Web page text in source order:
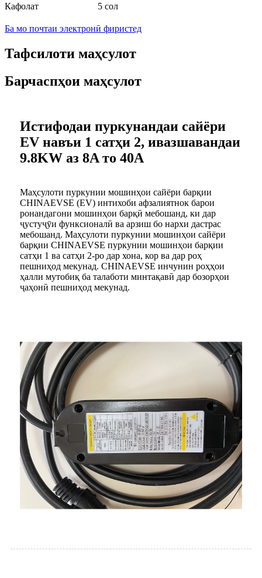
Кафолат
5 сол
Ба мо почтаи электронӣ фиристед
Тафсилоти маҳсулот
Барчаспҳои маҳсулот
Истифодаи пуркунандаи сайёри
EV навъи 1 сатҳи 2, ивазшавандаи
9.8KW аз 8A то 40A
Маҳсулоти пуркунии мошинҳои сайёри барқии
CHINAEVSE (EV) интихоби афзалиятнок барои
ронандагони мошинҳои барқӣ мебошанд, ки дар
ҷустуҷӯи функсионалӣ ва арзиш бо нархи дастрас
мебошанд. Маҳсулоти пуркунии мошинҳои сайёри
барқии CHINAEVSE пуркунии мошинҳои барқии
сатҳи 1 ва сатҳи 2-ро дар хона, кор ва дар роҳ
пешниҳод мекунад. CHINAEVSE инчунин роҳҳои
ҳалли мутобиқ ба талаботи минтақавӣ дар бозорҳои
ҷаҳонӣ пешниҳод мекунад.